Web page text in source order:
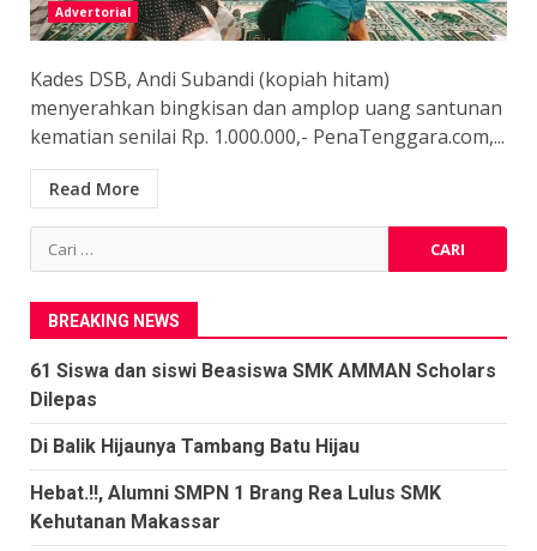
Advertorial
Kades DSB, Andi Subandi (kopiah hitam)
menyerahkan bingkisan dan amplop uang santunan
kematian senilai Rp. 1.000.000,- PenaTenggara.com,...
Read More
Cari
untuk:
BREAKING NEWS
61 Siswa dan siswi Beasiswa SMK AMMAN Scholars
Dilepas
Di Balik Hijaunya Tambang Batu Hijau
Hebat.!!, Alumni SMPN 1 Brang Rea Lulus SMK
Kehutanan Makassar